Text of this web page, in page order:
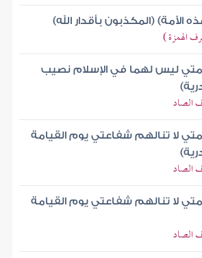
(المكذبون بأقدار الله)
الهمزة )
ليس لهما في الإسلام نصيب
الصاد
لا تنالهم شفاعتي يوم القيامة
الصاد
لا تنالهم شفاعتي يوم القيامة
الصاد